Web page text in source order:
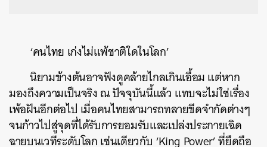
‘คนไทย เก่งไม่แพ้ชาติใดในโลก’
นิยามข้างต้นอาจฟังดูคล้ายไกลเกินเอื้อม แต่หาก
มองถึงความเป็นจริง ณ ปัจจุบันนี้แล้ว แทบจะไม่ใช่เรื่อง
เพ้อฝันอีกต่อไป เมื่อคนไทยสามารถทลายขีดจำกัดต่างๆ
จนก้าวไปสู่จุดที่ได้รับการยอมรับและเปล่งประกายเฉิด
ฉายบนเวทีระดับโลก เช่นเดียวกับ ‘King Power’ ที่ยึดถือ